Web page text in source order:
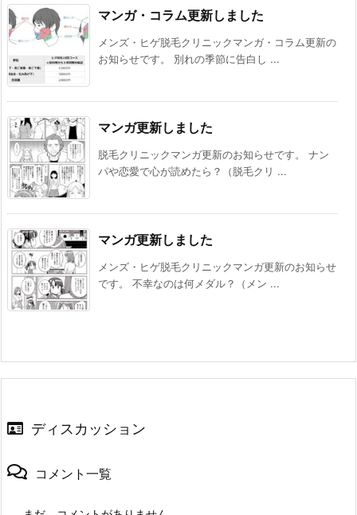
マンガ・コラム更新しました
メンズ・ヒゲ脱毛クリニックマンガ・コラム更新の
お知らせです。 別れの季節に告白し ...
マンガ更新しました
脱毛クリニックマンガ更新のお知らせです。 ナン
パや恋愛で心が読めたら？（脱毛クリ ...
マンガ更新しました
メンズ・ヒゲ脱毛クリニックマンガ更新のお知らせ
です。 不幸なのは何メダル？（メン ...
ディスカッション
コメント一覧